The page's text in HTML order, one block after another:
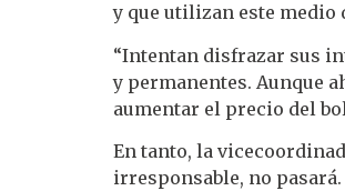
y que utilizan este
“Intentan disfrazar sus
y permanentes. Aunque
aumentar el precio del
En tanto, la
irresponsable, no pasará.